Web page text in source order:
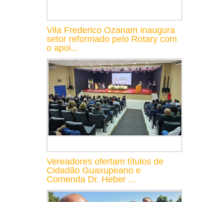
Vila Frederico Ozanam inaugura
setor reformado pelo Rotary com
o apoi...
Vereadores ofertam títulos de
Cidadão Guaxupeano e
Comenda Dr. Heber ...